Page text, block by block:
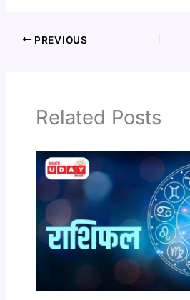
PREVIOUS
Related Posts